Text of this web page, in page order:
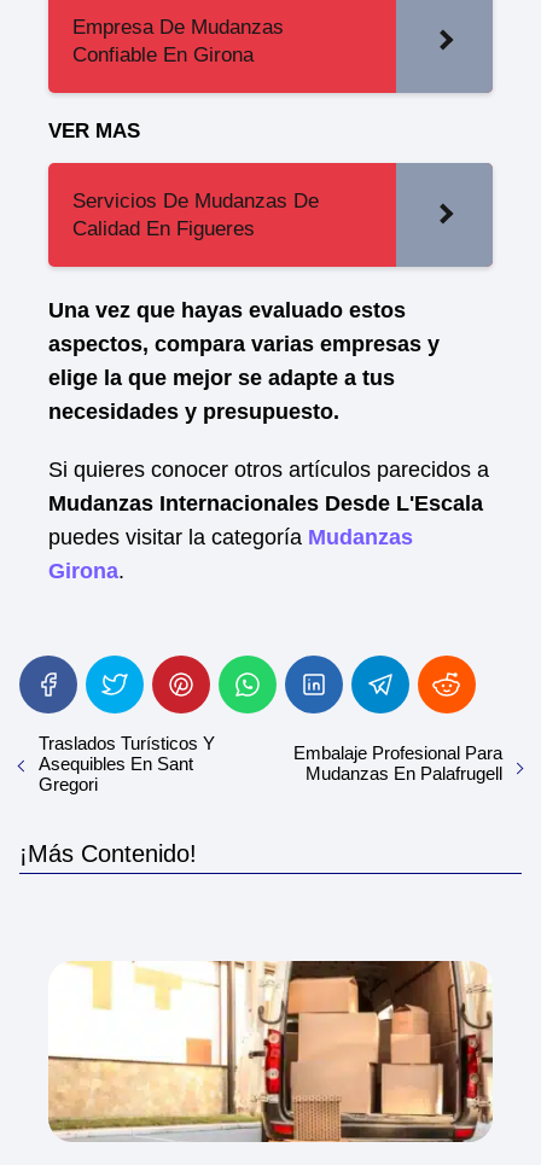
Empresa De Mudanzas
Confiable En Girona
VER MAS
Servicios De Mudanzas De
Calidad En Figueres
Una vez que hayas evaluado estos
aspectos, compara varias empresas y
elige la que mejor se adapte a tus
necesidades y presupuesto.
Si quieres conocer otros artículos parecidos a
Mudanzas Internacionales Desde L'Escala
puedes visitar la categoría Mudanzas
Girona.
Traslados Turísticos Y
Asequibles En Sant
Gregori
Embalaje Profesional Para
Mudanzas En Palafrugell
¡Más Contenido!